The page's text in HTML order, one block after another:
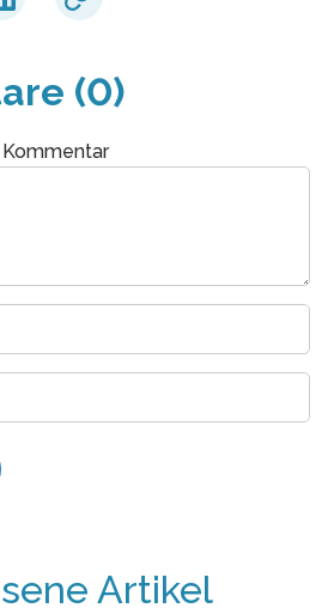
(0)
Artikel